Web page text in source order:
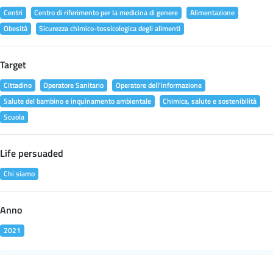
Centri Centro di riferimento per la medicina di genere
Alimentazione
Obesità
Sicurezza chimico-tossicologica degli alimenti
Target
Cittadino Operatore Sanitario
Operatore dell'informazione
Salute del bambino e inquinamento ambientale
Chimica, salute e sostenibilità
Scuola
Life persuaded
Chi siamo
Anno
2021